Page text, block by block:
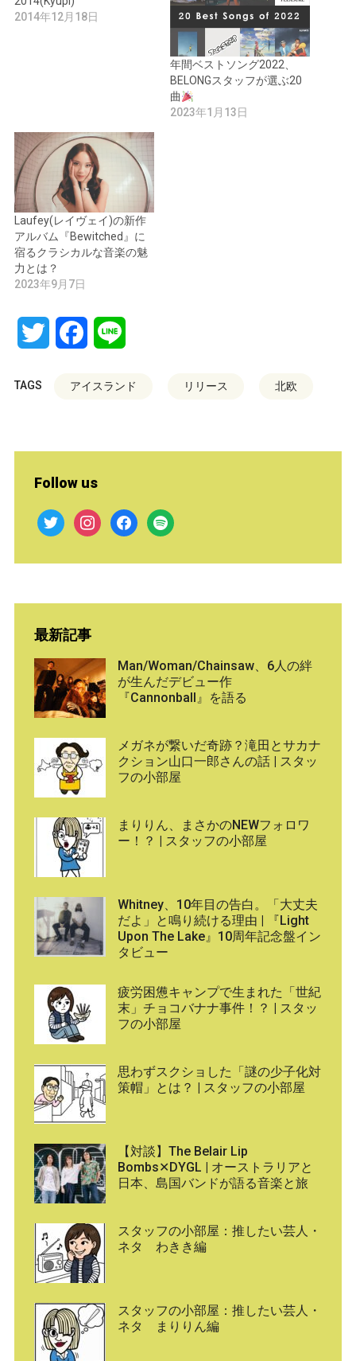
2014年12月18日
年間ベストソング2022、
BELONGスタッフが選ぶ20
曲
2023年1月13日
Laufey(レイヴェイ)の新作
アルバム『Bewitched』に
宿るクラシカルな音楽の魅
力とは？
2023年9月7日
Twitter Facebook
TAGS アイスランド リリース 北欧
Follow us
twitter instagramfacebook
spotify
最新記事
Man/Woman/Chainsaw、6人の絆
が生んだデビュー作
『Cannonball』を語る
メガネが繋いだ奇跡？滝田とサカナ
クション山口一郎さんの話 | スタッ
フの小部屋
まりりん、まさかのNEWフォロワ
ー！？ | スタッフの小部屋
Whitney、10年目の告白。「大丈夫
だよ」と鳴り続ける理由 | 『Light
Upon The Lake』10周年記念盤イン
タビュー
疲労困憊キャンプで生まれた「世紀
末」チョコバナナ事件！？ | スタッ
フの小部屋
思わずスクショした「謎の少子化対
策帽」とは？ | スタッフの小部屋
【対談】The Belair Lip
Bombs✕DYGL | オーストラリアと
日本、島国バンドが語る音楽と旅
スタッフの小部屋：推したい芸人・
ネタ わきき編
スタッフの小部屋：推したい芸人・
ネタ まりりん編